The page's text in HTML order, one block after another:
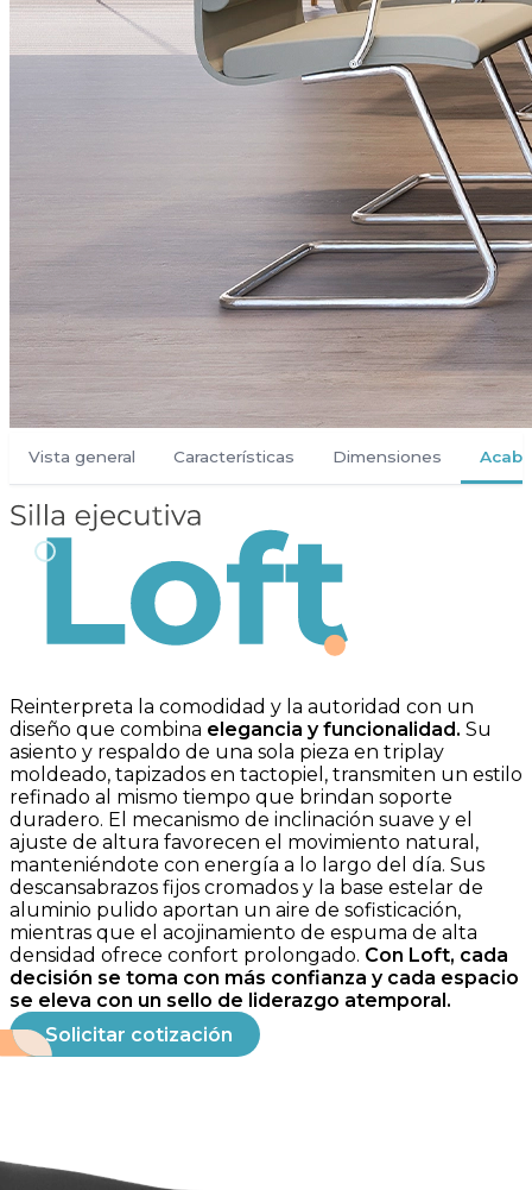
Vista general Características Dimensiones
Loft
Reinterpreta la comodidad y la autoridad con un
diseño que combina elegancia y funcionalidad. Su
asiento y respaldo de una sola pieza en triplay
moldeado, tapizados en tactopiel, transmiten un estilo
refinado al mismo tiempo que brindan soporte
duradero. El mecanismo de inclinación suave y el
ajuste de altura favorecen el movimiento natural,
manteniéndote con energía a lo largo del día. Sus
descansabrazos fijos cromados y la base estelar de
aluminio pulido aportan un aire de sofisticación,
mientras que el acojinamiento de espuma de alta
densidad ofrece confort prolongado. Con Loft, cada
decisión se toma con más confianza y cada espacio
se eleva con un sello de liderazgo atemporal.
Solicitar cotización